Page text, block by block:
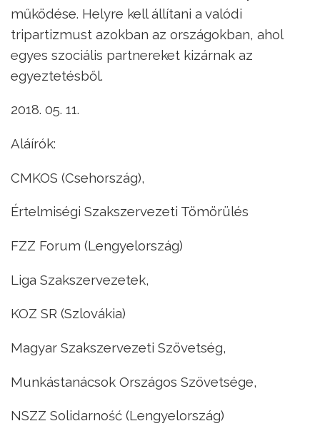
működése. Helyre kell állítani a valódi
tripartizmust azokban az országokban, ahol
egyes szociális partnereket kizárnak az
egyeztetésből.
2018. 05. 11.
Aláírók:
CMKOS (Csehország),
Értelmiségi Szakszervezeti Tömörülés
FZZ Forum (Lengyelország)
Liga Szakszervezetek,
KOZ SR (Szlovákia)
Magyar Szakszervezeti Szövetség,
Munkástanácsok Országos Szövetsége,
NSZZ Solidarność (Lengyelország)